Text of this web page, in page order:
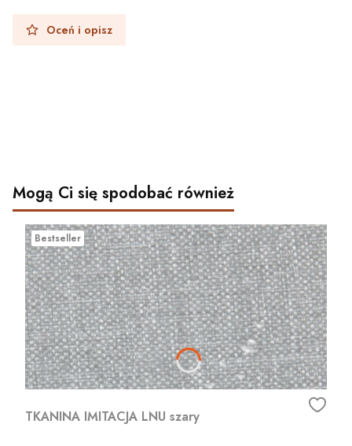
Oceń i opisz
Mogą Ci się spodobać również
Bestseller
TKANINA IMITACJA LNU szary